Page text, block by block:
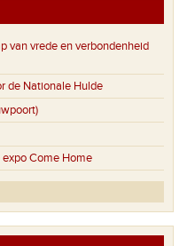
van vrede en verbondenheid
de Nationale Hulde
Come Home